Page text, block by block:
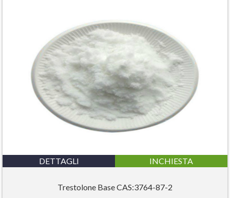
DETTAGLI INCHIESTA
Trestolone Base CAS:3764-87-2